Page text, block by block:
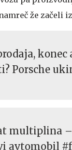
že začeli
Porsche
multiplina –
avtomobil